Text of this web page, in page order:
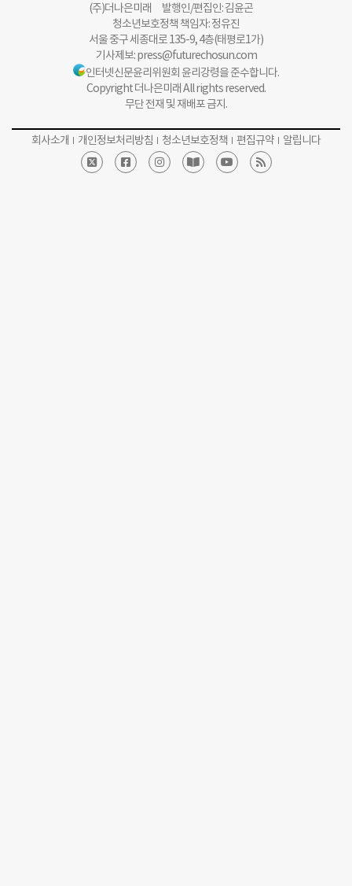
(주)더나은미래 발행인/편집인: 김윤곤
청소년보호정책 책임자: 정유진
서울 중구 세종대로 135-9, 4층(태평로1가)
기사제보:press@futurechosun.com
인터넷신문윤리위원회 윤리강령을 준수합니다.
Copyright 더나은미래 All rights reserved.
무단 전재 및 재배포 금지.
회사소개 개인정보처리방침 청소년보호정책 편집규약 알립니다